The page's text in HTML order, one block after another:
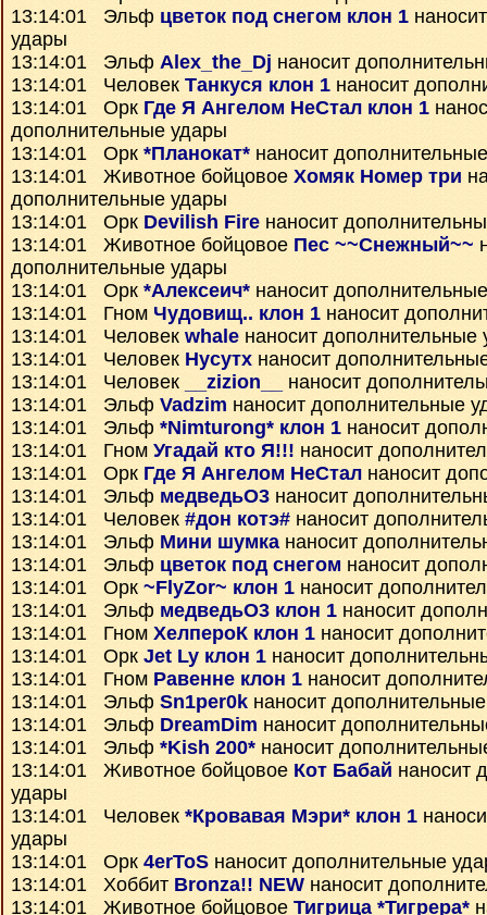
13:14:01 Эльф цветок под снегом клон 1
удары
13:14:01 Эльф Alex_the_Dj наносит
13:14:01 Человек Танкуся клон 1 наносит
13:14:01 Орк Где Я Ангелом НеСтал клон 1
дополнительные удары
13:14:01 Орк *Планокат* наносит
13:14:01 Животное бойцовое Хомяк Номер три
дополнительные удары
13:14:01 Орк Devilish Fire наносит
13:14:01 Животное бойцовое Пес ~~Снежный~~
дополнительные удары
13:14:01 Орк *Алексеич* наносит
13:14:01 Гном Чудовищ.. клон 1 наносит
13:14:01 Человек whale наносит дополнительные
13:14:01 Человек Нусутх наносит
13:14:01 Человек
__zizion__
наносит
13:14:01 Эльф Vadzim наносит дополнительные
13:14:01 Эльф *Nimturong* клон 1 наносит
13:14:01 Гном Угадай кто Я!!! наносит
13:14:01 Орк Где Я Ангелом НеСтал наносит
13:14:01 Эльф медведьО3 наносит
13:14:01 Человек #дон котэ# наносит
13:14:01 Эльф Мини шумкананосит
13:14:01 Эльф цветок под снегом наносит
13:14:01 Орк ~FlyZor~ клон 1 наносит
13:14:01 Эльф медведьО3 клон 1 наносит
13:14:01 Гном ХелпероК клон 1 наносит
13:14:01 Орк Jet Ly клон 1 наносит
13:14:01 Гном Равенне клон 1 наносит
13:14:01 Эльф Sn1per0k наносит
13:14:01 Эльф DreamDim наносит
13:14:01 Эльф *Kish 200* наносит
13:14:01 Животное бойцовое Кот Бабай наносит
удары
13:14:01 Человек *Кровавая Мэри* клон 1
удары
13:14:01 Орк 4erToS наносит дополнительные
13:14:01 Хоббит Bronza!! NEW наносит
13:14:01 Животное бойцовое Тигрица *Тигрера*